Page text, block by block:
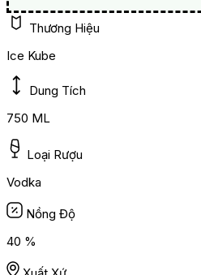
Thương Hiệu
Ice Kube
Dung Tích
750 ML
Loại Rượu
Vodka
Nồng Độ
40 %